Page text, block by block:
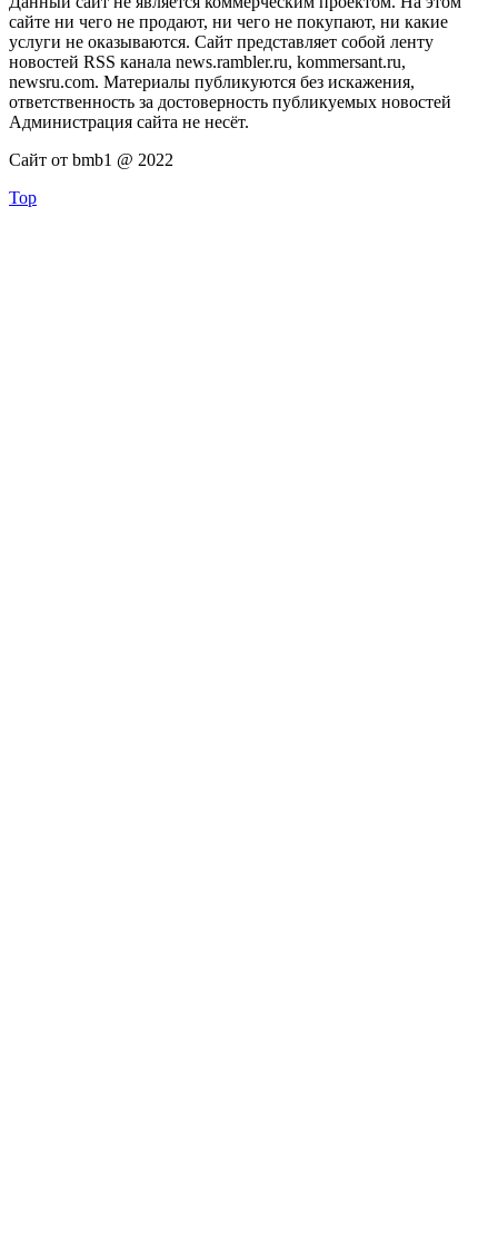
сайте ни чего не продают, ни чего не покупают, ни какие
услуги не оказываются. Сайт представляет собой ленту
новостей RSS канала news.rambler.ru, kommersant.ru,
newsru.com. Материалы публикуются без искажения,
ответственность за достоверность публикуемых новостей
Администрация сайта не несёт.
Сайт от bmb1 @ 2022
Top